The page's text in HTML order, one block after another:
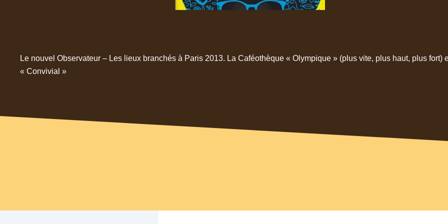
Le nouvel Observateur – Les lieux branchés à Paris 2013. La Caféothèque « Olympique » (plus vite, plus haut, plus fort)
« Convivial »